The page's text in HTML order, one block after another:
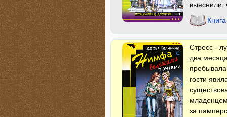
выяснили,
Стресс -
два
пребывала
гости
за